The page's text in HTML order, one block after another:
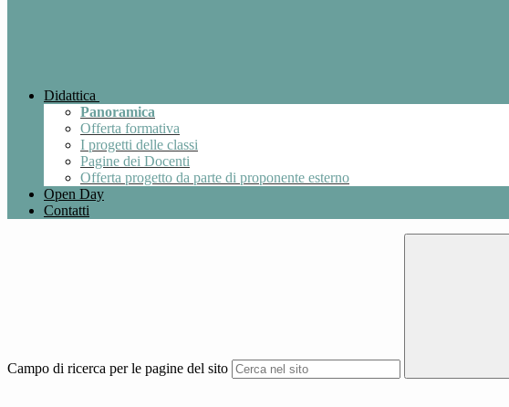
Didattica
Panoramica
Offerta formativa
I progetti delle classi
Pagine dei Docenti
Offerta progetto da parte di proponente esterno
Open Day
Contatti
Campo di ricerca per le pagine del sito